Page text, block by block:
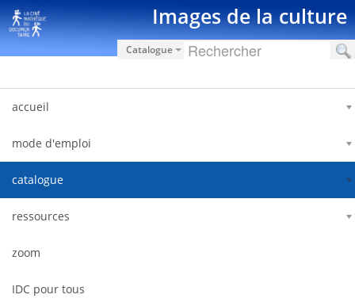
内容へスキップ Images de la culture
Catalogue
accueil
mode d'emploi
catalogue
ressources
zoom
IDC pour tous